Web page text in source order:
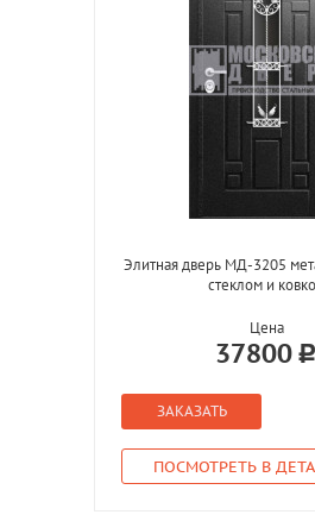
Элитная дверь МД-3205
стеклом и
Цена
37800
ЗАКАЗАТЬ
ПОСМОТРЕТЬ В